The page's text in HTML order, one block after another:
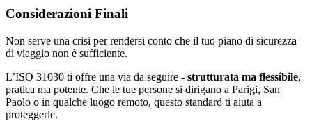
Considerazioni Finali
Non serve una crisi per rendersi conto che il tuo piano di sicurezza
di viaggio non è sufficiente.
L’ISO 31030 ti offre una via da seguire - strutturata ma flessibile,
pratica ma potente. Che le tue persone si dirigano a Parigi, San
Paolo o in qualche luogo remoto, questo standard ti aiuta a
proteggerle.